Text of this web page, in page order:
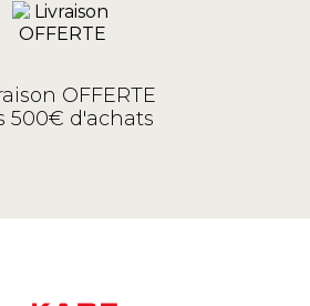
OFFERTE
500€ d'achats